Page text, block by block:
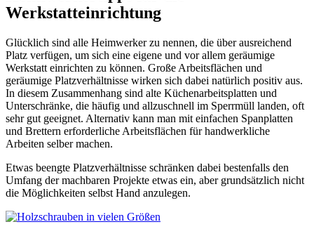
Werkstatteinrichtung
Glücklich sind alle Heimwerker zu nennen, die über ausreichend
Platz verfügen, um sich eine eigene und vor allem geräumige
Werkstatt einrichten zu können. Große Arbeitsflächen und
geräumige Platzverhältnisse wirken sich dabei natürlich positiv aus.
In diesem Zusammenhang sind alte Küchenarbeitsplatten und
Unterschränke, die häufig und allzuschnell im Sperrmüll landen, oft
sehr gut geeignet. Alternativ kann man mit einfachen Spanplatten
und Brettern erforderliche Arbeitsflächen für handwerkliche
Arbeiten selber machen.
Etwas beengte Platzverhältnisse schränken dabei bestenfalls den
Umfang der machbaren Projekte etwas ein, aber grundsätzlich nicht
die Möglichkeiten selbst Hand anzulegen.